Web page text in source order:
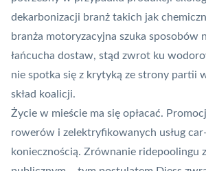
dekarbonizacji branż takich jak
branża motoryzacyjna szuka sposobów
łańcucha dostaw, stąd zwrot ku
nie spotka się z krytyką ze strony partii
skład koalicji.
Życie w mieście ma się opłacać.
rowerów i zelektryfikowanych usług
koniecznością. Zrównanie ridepoolingu